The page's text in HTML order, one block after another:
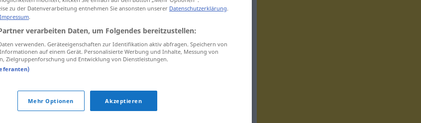
zielbewusst
zu der Datenverarbeitung entnehmen Sie ansonsten unserer Datenschutzerklärung.
Impressum.
verarbeiten Daten, um Folgendes bereitzustellen:
verwenden. Geräteeigenschaften zur Identifikation aktiv abfragen. Speichern von
auf einem Gerät. Personalisierte Werbung und Inhalte, Messung von
Zielgruppenforschung und Entwicklung von Dienstleistungen.
Mehr Optionen Akzeptieren